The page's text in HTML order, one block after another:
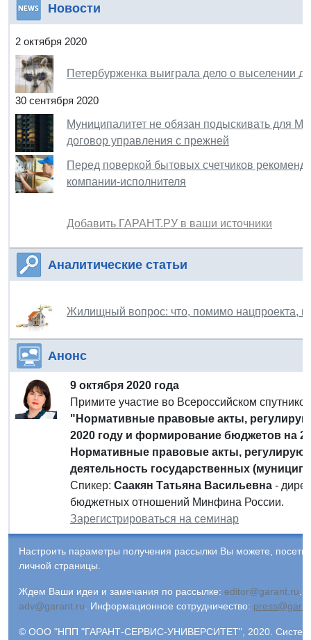
Новости
2 октября 2020
Петербурженка выиграла дело о выселении
30 сентября 2020
Муниципалитет не обязан подыскивать для
договор управления с прежней
Перед поверкой бытовых счетчиков
компании-исполнителя
Добавить ГАРАНТ.РУ в ваши источники
Аналитические статьи
Жилищный вопрос: что, помимо нацпроекта,
Анонс
9 октября 2020 года
Примите участие во Всероссийском
"Нормативные правовые акты,
2020 году и формирование бюджетов на
Нормативные правовые акты,
деятельность государственных
Спикер: Саакян Татьяна Васильевна -
бюджетных отношений Минфина России.
Зарегистрироваться на семинар
Настроить параметры получения рассылки Вы можете,
личной страницы.
Ждем Ваши идеи и замечания по рассылке: editor@garant.ru.
adv@garant.ru. Информационное сотрудничество:
© ООО "НПП "ГАРАНТ-СЕРВИС-УНИВЕРСИТЕТ", 2020. Система